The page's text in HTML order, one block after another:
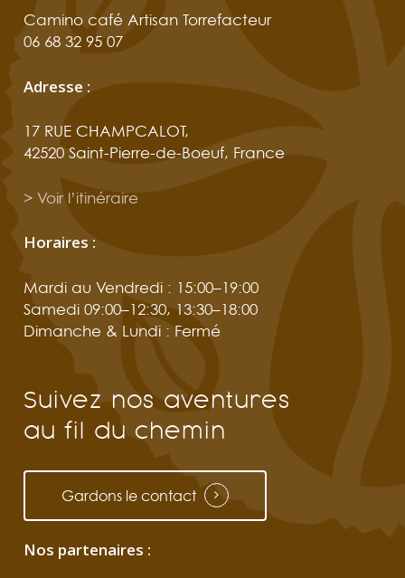
Camino café Artisan Torrefacteur
06 68 32 95 07
Adresse :
17 RUE CHAMPCALOT,
42520 Saint-Pierre-de-Boeuf, France
> Voir l’itinéraire
Horaires :
Mardi au Vendredi : 15:00–19:00
Samedi 09:00–12:30, 13:30–18:00
Dimanche & Lundi : Fermé
Suivez nos aventures
au fil du chemin
Gardons le contact
Nos partenaires :